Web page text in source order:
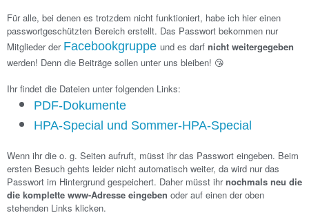
Für alle, bei denen es trotzdem nicht funktioniert, habe ich hier einen
passwortgeschützten Bereich erstellt. Das Passwort bekommen nur
Mitglieder der Facebookgruppe und es darf nicht weitergegeben
werden! Denn die Beiträge sollen unter uns bleiben! 😘
Ihr findet die Dateien unter folgenden Links:
PDF-Dokumente
HPA-Special und Sommer-HPA-Special
Wenn ihr die o. g. Seiten aufruft, müsst ihr das Passwort eingeben. Beim
ersten Besuch gehts leider nicht automatisch weiter, da wird nur das
Passwort im Hintergrund gespeichert. Daher müsst ihrnochmals neu die
die komplette www-Adresse eingeben oder auf einen der oben
stehenden Links klicken.